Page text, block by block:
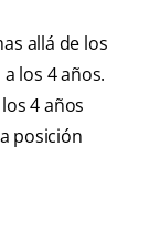
allá de los
los 4 años.
4 años
posición